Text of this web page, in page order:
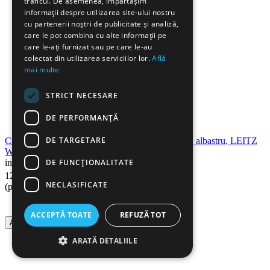
Cutie depozitare mare, 320x310x360 mm, carton, albastru, LEITZ
WOW Click&Store Cub
in stoc
125
90 Lei
(pret cu TVA inclus)
Adauga in cos
informații despre utilizarea site-ului nostru
cu partenerii noștri de publicitate și analiză,
care le pot combina cu alte informații pe
care le-ați furnizat sau pe care le-au
colectat din utilizarea serviciilor lor.Află
mai multe
STRICT NECESARE
DE PERFORMANȚĂ
DE TARGETARE
DE FUNCŢIONALITATE
NECLASIFICATE
ACCEPTĂ TOATE REFUZĂ TOT
ARATĂ DETALIILE